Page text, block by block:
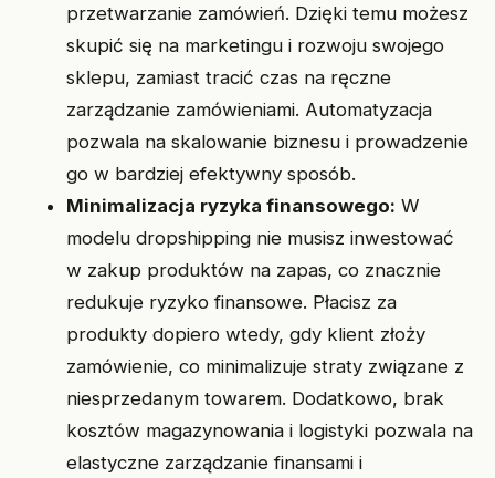
przetwarzanie zamówień. Dzięki temu możesz
skupić się na marketingu i rozwoju swojego
sklepu, zamiast tracić czas na ręczne
zarządzanie zamówieniami. Automatyzacja
pozwala na skalowanie biznesu i prowadzenie
go w bardziej efektywny sposób.
Minimalizacja ryzyka finansowego: W
modelu dropshipping nie musisz inwestować
w zakup produktów na zapas, co znacznie
redukuje ryzyko finansowe. Płacisz za
produkty dopiero wtedy, gdy klient złoży
zamówienie, co minimalizuje straty związane z
niesprzedanym towarem. Dodatkowo, brak
kosztów magazynowania i logistyki pozwala na
elastyczne zarządzanie finansami i